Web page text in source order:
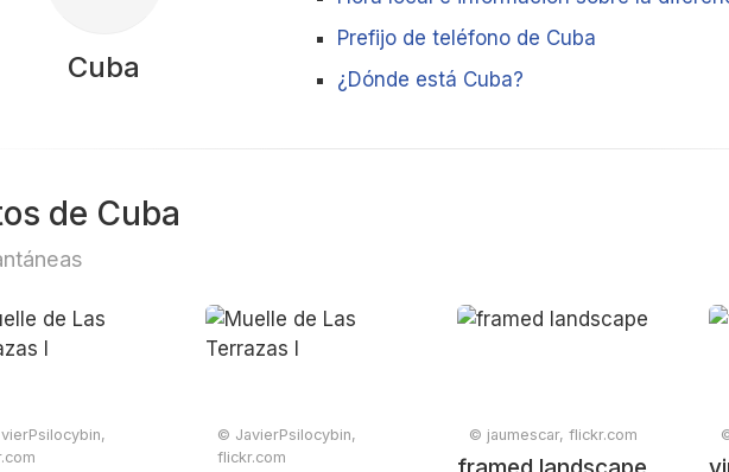
Cuba
Prefijo de teléfono de Cuba
¿Dónde está Cuba?
de Cuba
© JavierPsilocybin,
flickr.com
© jaumescar, flickr.com